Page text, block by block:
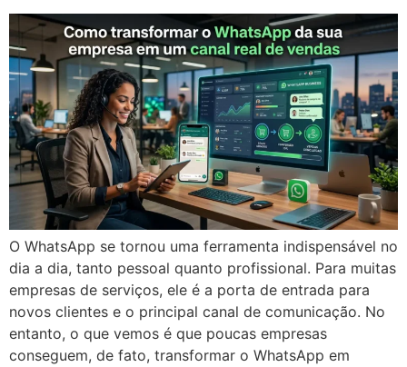
O WhatsApp se tornou uma ferramenta indispensável no
dia a dia, tanto pessoal quanto profissional. Para muitas
empresas de serviços, ele é a porta de entrada para
novos clientes e o principal canal de comunicação. No
entanto, o que vemos é que poucas empresas
conseguem, de fato, transformar o WhatsApp em